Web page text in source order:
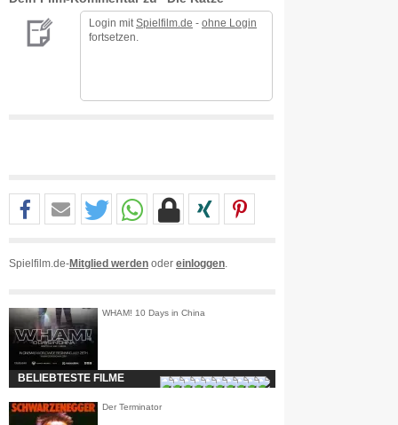
Login mit Spielfilm.de - ohne Login
fortsetzen.
Spielfilm.de-Mitglied werden oder einloggen
WHAM! 10 Days in China
BELIEBTESTE FILME
Der Terminator